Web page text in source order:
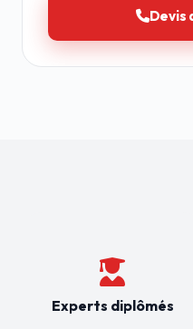
Devis
Experts diplômés